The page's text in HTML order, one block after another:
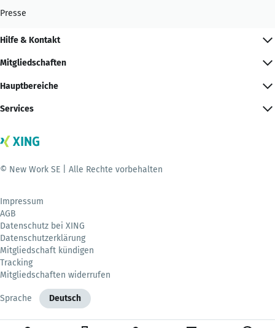
Presse
Hilfe & Kontakt
Mitgliedschaften
Hauptbereiche
Services
© New Work SE | Alle Rechte vorbehalten
Impressum
AGB
Datenschutz bei XING
Datenschutzerklärung
Mitgliedschaft kündigen
Tracking
Mitgliedschaften widerrufen
Sprache Deutsch